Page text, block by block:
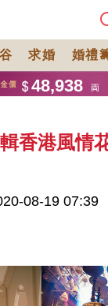
求婚 婚禮
香港風情
08-19 07:39